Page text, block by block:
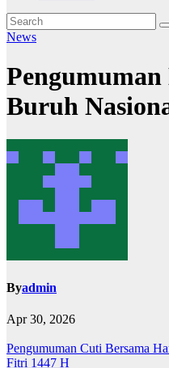
News
Buruh
Byadmin
Apr 30, 2026
Navigasi
Pengumuman Cuti Bersama
Fitri 1447 H